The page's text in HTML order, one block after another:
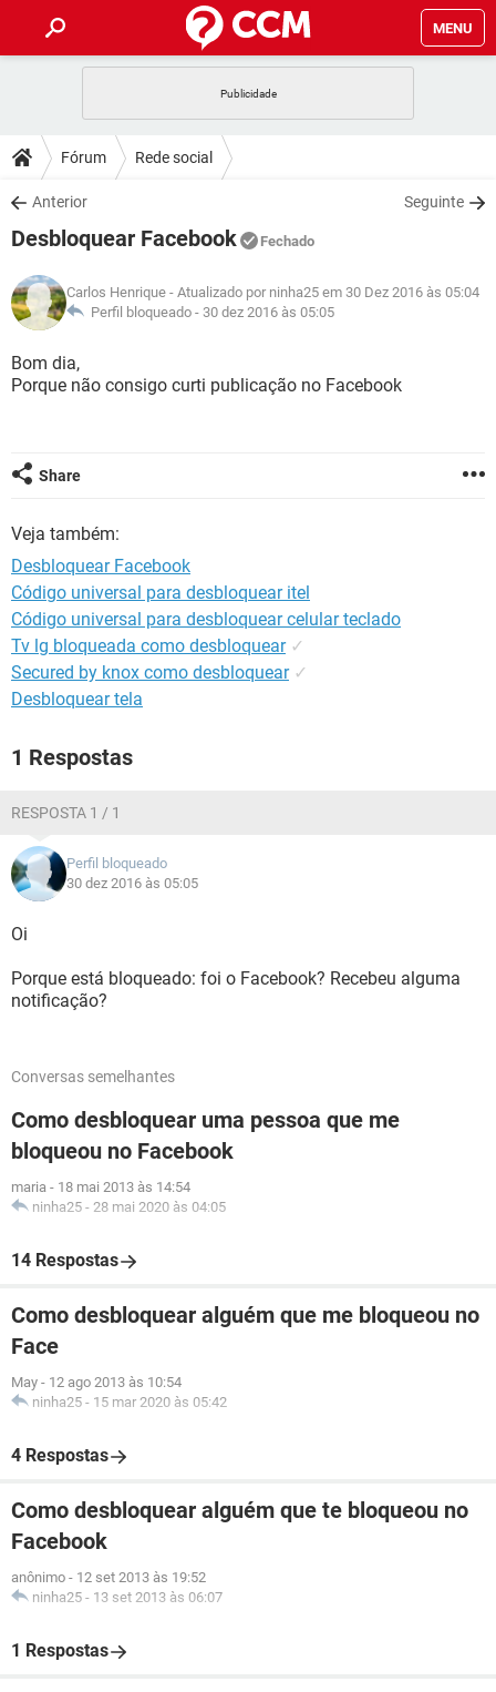
MENU
CELULAR
OUTLOOK
INSTAGRAM GMAIL
GUIA DE COMPRAS
DICAS
JOGOS
INSTAGRAM GMAIL
GUIA DE COMPRAS
DOWNLOADS
JOGOS WHATSAPP
CELULAR
OUTLOOK EXCEL
INSTAGRAM
GUIA DE COMPRAS
JOGOS WHATSAPP
CELULAR
OUTLOOK
GLOSSÁRIO
JOGOS
CELULAR FACEBOOK
INSTAGRAM
Fórum Rede social
Anterior Seguinte
Desbloquear Facebook Fechado
Carlos Henrique - Atualizado por ninha25 em 30 Dez 2016 às 05:04
Perfil bloqueado - 30 dez 2016 às 05:05
Bom dia,
Porque não consigo curti publicação no Facebook
Share
Veja também:
Desbloquear Facebook
Código universal para desbloquear itel
Código universal para desbloquear celular teclado
Tv lg bloqueada como desbloquear ✓
Secured by knox como desbloquear ✓
Desbloquear tela
1 Respostas
RESPOSTA 1 / 1
Perfil bloqueado
30 dez 2016 às 05:05
Oi
Porque está bloqueado: foi o Facebook? Recebeu alguma
notificação?
Conversas semelhantes
Como desbloquear uma pessoa que me
bloqueou no Facebook
maria - 18 mai 2013 às 14:54
ninha25 - 28 mai 2020 às 04:05
14 Respostas
Como desbloquear alguém que me bloqueou no
Face
May - 12 ago 2013 às 10:54
ninha25 - 15 mar 2020 às 05:42
4 Respostas
Como desbloquear alguém que te bloqueou no
Facebook
anônimo - 12 set 2013 às 19:52
ninha25 - 13 set 2013 às 06:07
1 Respostas